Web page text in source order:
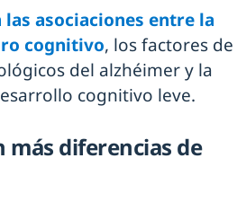
asociaciones entre la
cognitivo, los factores de
del alzhéimer y la
cognitivo leve.
más diferencias de